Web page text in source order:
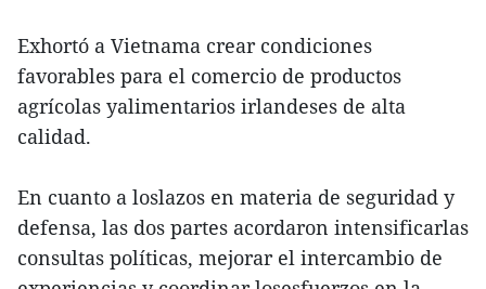
Exhortó a Vietnama crear condiciones
favorables para el comercio de productos
agrícolas yalimentarios irlandeses de alta
calidad.
En cuanto a loslazos en materia de seguridad y
defensa, las dos partes acordaron intensificarlas
consultas políticas, mejorar el intercambio de